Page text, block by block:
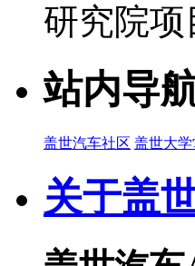
研究院项
站内导
盖世汽车社区 盖世大
关于盖